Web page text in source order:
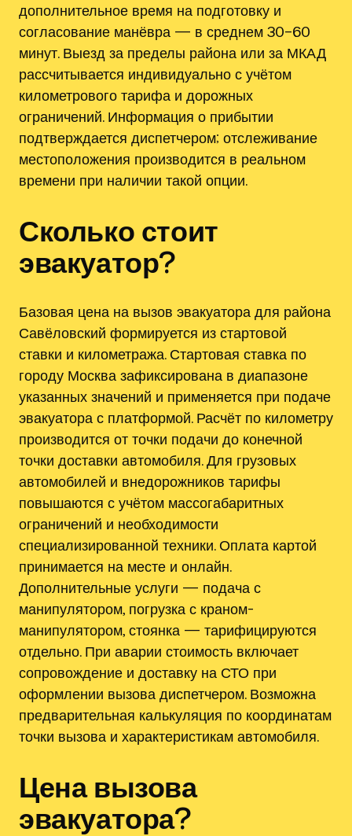
дополнительное время на подготовку и
согласование манёвра — в среднем 30–60
минут. Выезд за пределы района или за МКАД
рассчитывается индивидуально с учётом
километрового тарифа и дорожных
ограничений. Информация о прибытии
подтверждается диспетчером; отслеживание
местоположения производится в реальном
времени при наличии такой опции.
Сколько стоит
эвакуатор?
Базовая цена на вызов эвакуатора для района
Савёловский формируется из стартовой
ставки и километража. Стартовая ставка по
городу Москва зафиксирована в диапазоне
указанных значений и применяется при подаче
эвакуатора с платформой. Расчёт по километру
производится от точки подачи до конечной
точки доставки автомобиля. Для грузовых
автомобилей и внедорожников тарифы
повышаются с учётом массогабаритных
ограничений и необходимости
специализированной техники. Оплата картой
принимается на месте и онлайн.
Дополнительные услуги — подача с
манипулятором, погрузка с краном-
манипулятором, стоянка — тарифицируются
отдельно. При аварии стоимость включает
сопровождение и доставку на СТО при
оформлении вызова диспетчером. Возможна
предварительная калькуляция по координатам
точки вызова и характеристикам автомобиля.
Цена вызова
эвакуатора?